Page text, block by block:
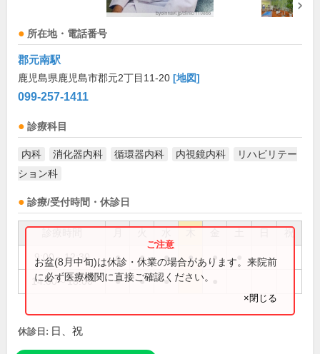
所在地・電話番号
郡元南駅
鹿児島県鹿児島市郡元2丁目11-20 [地図]
099-257-1411
診療科目
内科 消化器内科 循環器内科 内視鏡内科
リハビリテー
ション科
診療/受付時間・休診日
祝
9:00～12:30 ● ● ● ● ●
14:00～18:00 ● ● ●
お盆(8月中旬)は休診・休業の場合があります。来院前
に必ず医療機関に直接ご確認ください。
×閉じる
休診日: 日、祝